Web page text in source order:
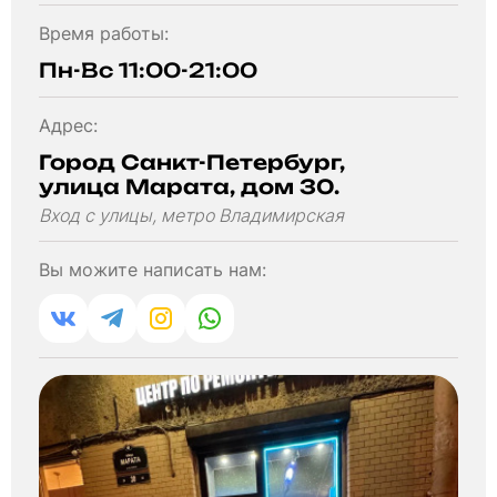
Время работы:
Пн-Вс 11:00-21:00
Адрес:
Город Санкт-Петербург,
улица Марата, дом 30.
Вход с улицы, метро Владимирская
Вы можите написать нам: